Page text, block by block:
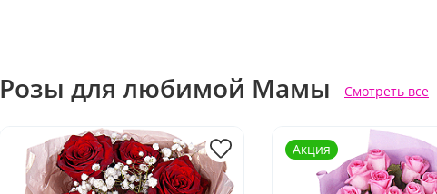
Розы для любимой Мамы Смотреть все
Акция